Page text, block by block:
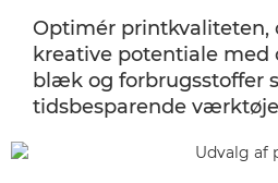
Optimér printkvaliteten,
kreative potentiale med
blæk og forbrugsstoffer
tidsbesparende